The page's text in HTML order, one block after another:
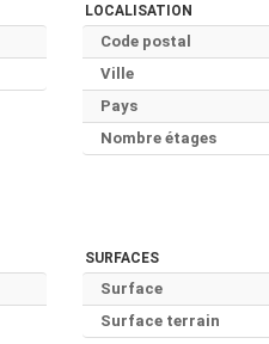
LOCALISATION
Code postal
Ville
Pays
Nombre étages
SURFACES
Surface
Surface terrain